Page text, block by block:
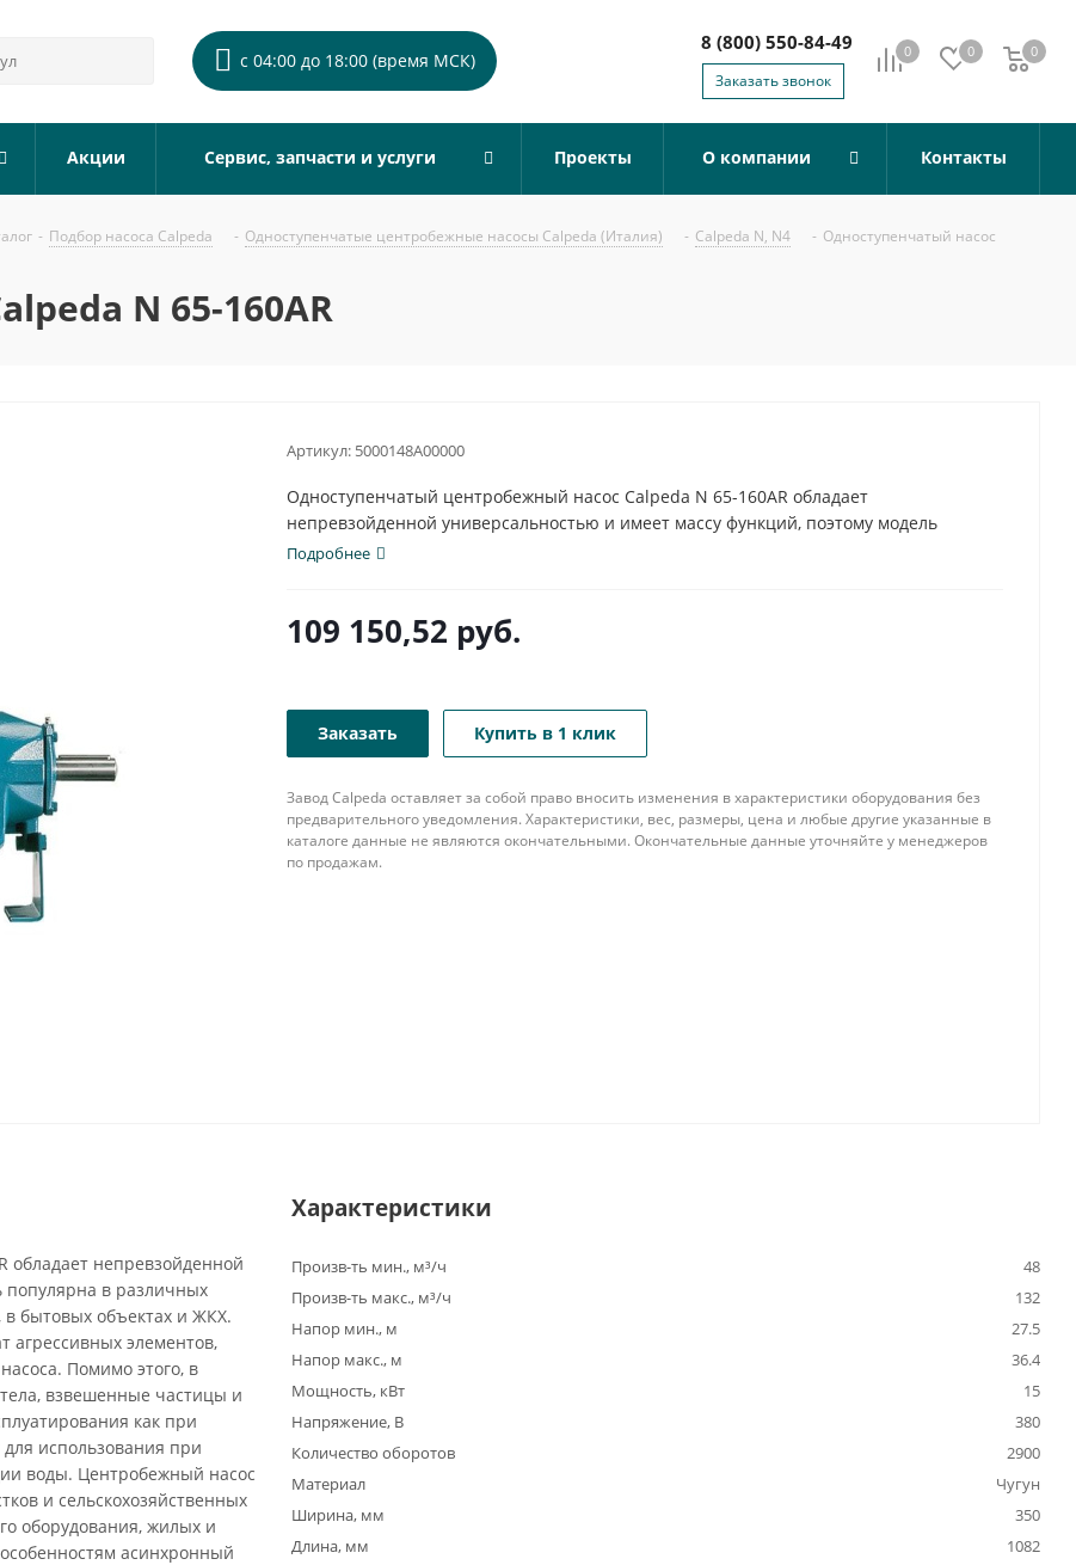
с 04:00 до 18:00 (время МСК) 0 0 0
0
8 (800) 550-84-49
Заказать звонок
Акции Сервис, запчасти и услуги Проекты О компании Контакты
- Подбор насоса Calpeda - Одноступенчатые центробежные насосы Calpeda (Италия) - Calpeda N, N4 - Одноступенчатый насос
N 65-160AR
Артикул: 5000148A00000
Одноступенчатый центробежный насос Calpeda N 65-160AR обладает
непревзойденной универсальностью и имеет массу функций, поэтому модель
популярна в различных...
Подробнее
109 150,52 руб.
Заказать Купить в 1 клик
Завод Calpeda оставляет за собой право вносить изменения в характеристики оборудования без
предварительного уведомления. Характеристики, вес, размеры, цена и любые другие указанные в
каталоге данные не являются окончательными. Окончательные данные уточняйте у менеджеров
по продажам.
обладает непревзойденной
популярна в различных
в бытовых объектах и ЖКХ.
агрессивных элементов,
Помимо этого, в
взвешенные частицы и
как при
для использования при
воды. Центробежный насос
и сельскохозяйственных
оборудования, жилых и
асинхронный
Характеристики
Произв-ть мин., м³/ч
48
Произв-ть макс., м³/ч
132
Напор мин., м
27.5
Напор макс., м
36.4
Мощность, кВт
15
Напряжение, В
380
Количество оборотов
2900
Материал
Чугун
Ширина, мм
350
Длина, мм
1082